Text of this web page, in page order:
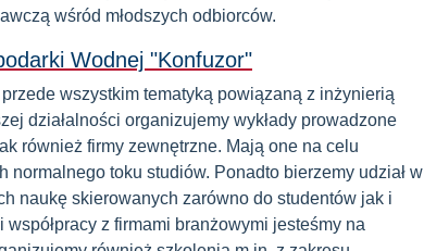
wśród młodszych odbiorców.
Wodnej "Konfuzor"
wszystkim tematyką powiązaną z inżynierią
działalności organizujemy wykłady prowadzone
również firmy zewnętrzne. Mają one na celu
normalnego toku studiów. Ponadto bierzemy udział w
naukę skierowanych zarówno do studentów jak i
z firmami branżowymi jesteśmy na